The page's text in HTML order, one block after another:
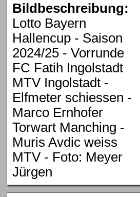
Bildbeschreibung:
Lotto Bayern
Hallencup - Saison
2024/25 - Vorrunde
FC Fatih Ingolstadt
MTV Ingolstadt -
Elfmeter schiessen -
Marco Ernhofer
Torwart Manching -
Muris Avdic weiss
MTV - Foto: Meyer
Jürgen